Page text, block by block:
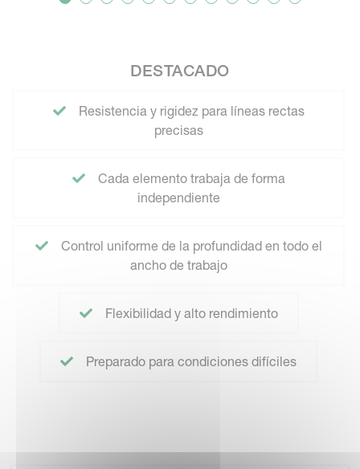
DESTACADO
Resistencia y rigidez para líneas rectas
precisas
Cada elemento trabaja de forma
independiente
Control uniforme de la profundidad en todo el
ancho de trabajo
Flexibilidad y alto rendimiento
Preparado para condiciones difíciles